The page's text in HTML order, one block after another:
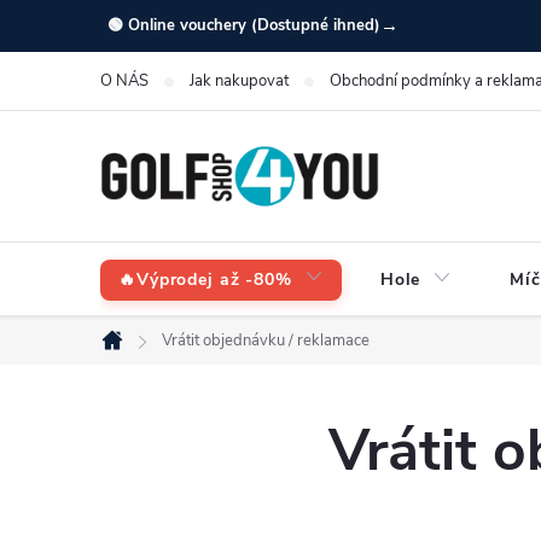
na
🟢 Online vouchery (Dostupné ihned) →
O NÁS Jak nakupovat Obchodní podmínky a
🔥Výprodej až -80% Hole
Domů
Vrátit objednávku / reklamace
Vrátit